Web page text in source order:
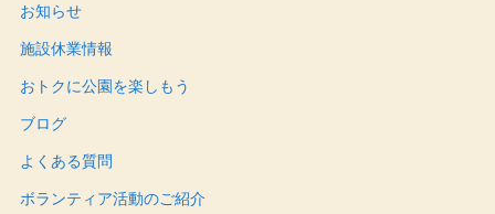
お知らせ
施設休業情報
おトクに公園を楽しもう
ブログ
よくある質問
ボランティア活動のご紹介